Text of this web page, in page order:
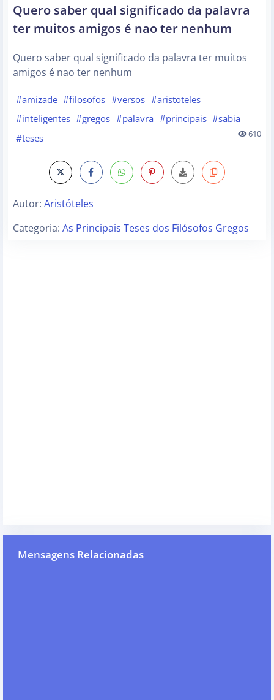
Quero saber qual significado da palavra
ter muitos amigos é nao ter nenhum
Quero saber qual significado da palavra ter muitos
amigos é nao ter nenhum
#amizade #filosofos #versos #aristoteles
#inteligentes #gregos #palavra #principais #sabia
#teses
610
Autor: Aristóteles
Categoria: As Principais Teses dos Filósofos Gregos
Mensagens Relacionadas